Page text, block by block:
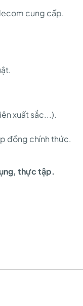
cung cấp.
xuất sắc...).
đồng chính thức.
thực tập.